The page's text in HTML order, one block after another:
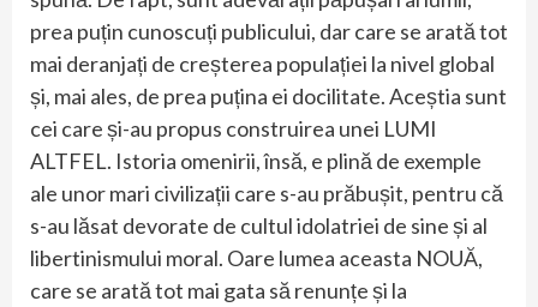
prea puțin cunoscuți publicului, dar care se arată tot
mai deranjați de creșterea populației la nivel global
și, mai ales, de prea puțina ei docilitate. Aceștia sunt
cei care și-au propus construirea unei LUMI
ALTFEL. Istoria omenirii, însă, e plină de exemple
ale unor mari civilizații care s-au prăbușit, pentru că
s-au lăsat devorate de cultul idolatriei de sine și al
libertinismului moral. Oare lumea aceasta NOUĂ,
care se arată tot mai gata să renunțe și la